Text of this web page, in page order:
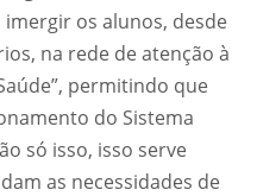
os alunos, desde
na rede de atenção à
permitindo que
do Sistema
só isso, isso serve
as necessidades de